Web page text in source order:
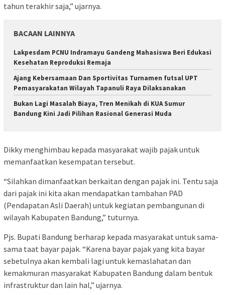
tahun terakhir saja,” ujarnya.
BACAAN LAINNYA
Lakpesdam PCNU Indramayu Gandeng Mahasiswa Beri Edukasi
Kesehatan Reproduksi Remaja
Ajang Kebersamaan Dan Sportivitas Turnamen futsal UPT
Pemasyarakatan Wilayah Tapanuli Raya Dilaksanakan
Bukan Lagi Masalah Biaya, Tren Menikah di KUA Sumur
Bandung Kini Jadi Pilihan Rasional Generasi Muda
Dikky menghimbau kepada masyarakat wajib pajak untuk
memanfaatkan kesempatan tersebut.
“Silahkan dimanfaatkan berkaitan dengan pajak ini. Tentu saja
dari pajak ini kita akan mendapatkan tambahan PAD
(Pendapatan Asli Daerah) untuk kegiatan pembangunan di
wilayah Kabupaten Bandung,” tuturnya.
Pjs. Bupati Bandung berharap kepada masyarakat untuk sama-
sama taat bayar pajak. “Karena bayar pajak yang kita bayar
sebetulnya akan kembali lagi untuk kemaslahatan dan
kemakmuran masyarakat Kabupaten Bandung dalam bentuk
infrastruktur dan lain hal,” ujarnya.